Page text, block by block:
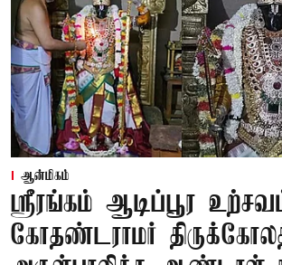
ஆன்மிகம்
ஸ்ரீரங்கம் ஆடிப்பூர
கோதண்டராமர்